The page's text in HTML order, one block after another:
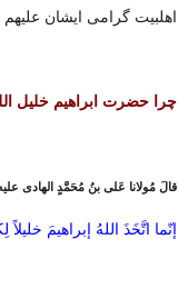
اهلبیت گرامی ایشان
چرا حضرت ابراهیم خلیل
قالَ مُولانا عَلی بنُ مُحَمَّدٍ الهادی
إنّما اتَّخَذَ اللهُ إبراهیمَ